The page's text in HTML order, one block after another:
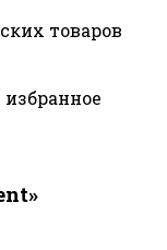
товаров